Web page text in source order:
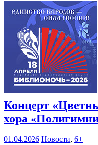
Концерт
хора
01.04.2026 Новости, 6+